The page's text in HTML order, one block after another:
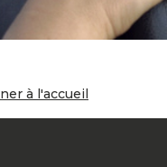
à l'accueil